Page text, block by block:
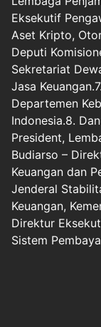
Eksekutif
Aset Kripto,
Deputi
Sekretariat
Jasa
Departemen
Indonesia.8.
President,
Budiarso –
Keuangan dan
Jenderal
Keuangan,
Direktur
Sistem